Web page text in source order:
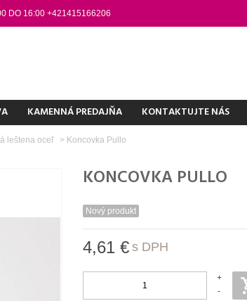
DO 16:00 +421415166206
KAMENNÁ PREDAJŇA KONTAKTUJTE NÁS
leštena oceľ > Koncovka Pullo
KONCOVKA PULLO
Nový produkt
4,61 € s DPH
-
+